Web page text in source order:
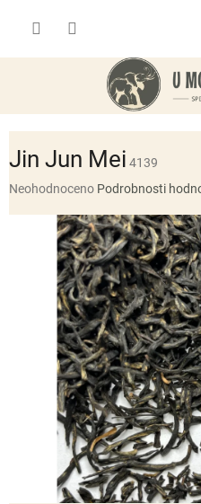
Jin Jun Mei 4139
Průměrné
produktu
hvězdiček.
Neohodnoceno Podrobnosti